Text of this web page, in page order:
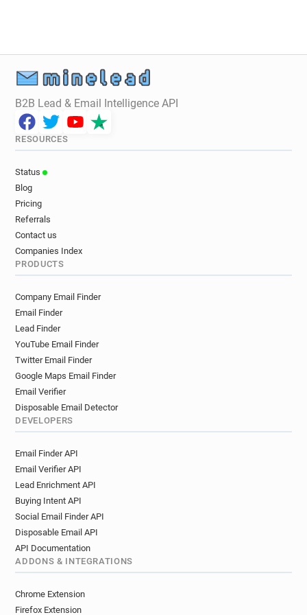
c******@ac-grenoble.fr
d*********@ac-grenoble.fr
r**********@ac-grenoble.fr
a************@ac-grenoble.fr
m**********@ac-grenoble.fr
n************@ac-grenoble.fr
d**********@ac-grenoble.fr
v**********@ac-grenoble.fr
q******@ac-grenoble.fr
s***********@ac-grenoble.fr
e******@ac-grenoble.fr
o************@ac-grenoble.fr
r*******@ac-grenoble.fr
a**********@ac-grenoble.fr
m************@ac-grenoble.fr
h***********@ac-grenoble.fr
v************@ac-grenoble.fr
x**********@ac-grenoble.fr
s**********@ac-grenoble.fr
e*********@ac-grenoble.fr
a*********@ac-grenoble.fr
y*********@ac-grenoble.fr
p***********@ac-grenoble.fr
B2B Lead & Email Intelligence API
RESOURCES
Status
Blog
Pricing
Referrals
Contact us
Companies Index
PRODUCTS
Company Email Finder
Email Finder
Lead Finder
YouTube Email Finder
Twitter Email Finder
Google Maps Email Finder
Email Verifier
Disposable Email Detector
DEVELOPERS
Email Finder API
Email Verifier API
Lead Enrichment API
Buying Intent API
Social Email Finder API
Disposable Email API
API Documentation
ADDONS & INTEGRATIONS
Chrome Extension
Firefox Extension